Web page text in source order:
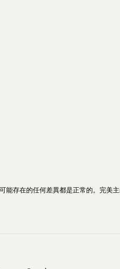
能存在的任何差異都是正常的。 完美